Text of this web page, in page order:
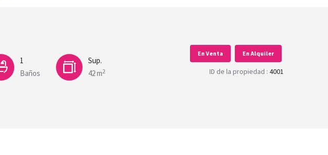
1
Baños
Sup.
42 m2
En Venta En Alquiler
ID de la propiedad : 4001